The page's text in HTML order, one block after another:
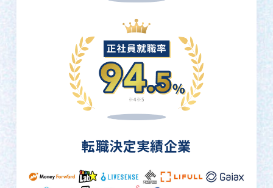
転職決定実績企業